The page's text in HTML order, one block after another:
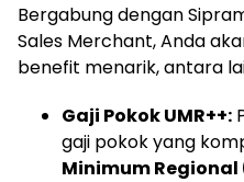
Bergabung dengan
Sales Merchant, Anda
benefit menarik, antara
Gaji Pokok UMR++:
gaji pokok yang
Minimum Regional